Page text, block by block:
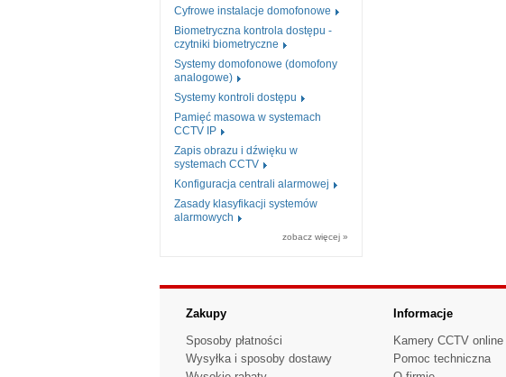
Cyfrowe instalacje domofonowe
Biometryczna kontrola dostępu -
czytniki biometryczne
Systemy domofonowe (domofony
analogowe)
Systemy kontroli dostępu
Pamięć masowa w systemach
CCTV IP
Zapis obrazu i dźwięku w
systemach CCTV
Konfiguracja centrali alarmowej
Zasady klasyfikacji systemów
alarmowych
zobacz więcej »
Zakupy
Sposoby płatności
Wysyłka i sposoby dostawy
Informacje
Kamery CCTV online
Pomoc techniczna